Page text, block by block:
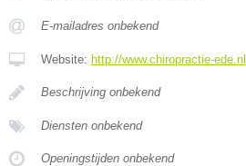
E-mailadres onbekend
Website: http://www.chiropractie-ede.nl
Beschrijving onbekend
Diensten onbekend
Openingstijden onbekend